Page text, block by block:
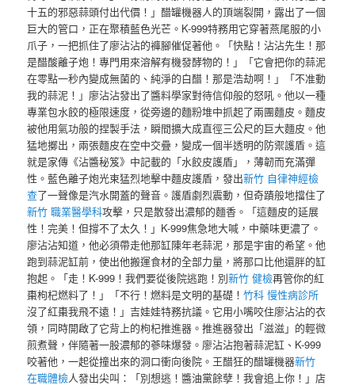
十五的邪惡蒜頭付出代價！」醋罐機器人的頂端裂開，露出了一個
巨大的管口，正在聚積藍色光芒。K-999特務用它穿著燕尾服的小
爪子，一把抓住了廖沾沾的褲腳催促著他。「快點！沾沾先生！那
是醋酸離子炮！專門用來溶解有機發酵物的！」「它會把你的蒜泥
在零點一秒內變成無菌的、純淨的白醋！那是浩劫啊！」「不准動
我的蒜泥！」廖沾沾發出了醬料學家對待信仰般的怒吼。他以一種
專業包水餃的極限速度，從旁邊的麵粉堆中抓起了兩團麵皮。麵皮
被他用氣功般的捏製手法，瞬間擴大成直徑三公尺的巨大麵皮。他
猛地擲出，兩張麵皮在空中交疊，變成一個半透明的防禦護盾。這
就是家傳《沾醬秘笈》中記載的「水餃皮護盾」，薄韌而充滿彈
性。藍色離子炮光束猛烈地擊中麵皮護盾，發出新竹 自律神經檢
查了一聲像是汽水開蓋的聲音。護盾劇烈震動，但奇蹟般地擋住了
新竹 職業醫學科攻擊，只是散發出濃郁的麵香。「這麵皮的延展
性！完美！但撐不了太久！」K-999焦急地大喊，中藥味更濃了。
廖沾沾知道，他必須帶走他那缸陳年老蒜泥，那是宇宙的希望。他
跑到蒜泥缸前，使出他搬運食材的全部力量，將那口比他還胖的缸
抱起。「走！K-999！我們要從後院逃跑！別新竹 健檢再管你的紅
棗枸杞燃料了！」「不行！燃料是文明的基礎！竹科 慢性病診所
沒了紅棗我飛不遠！」吉娃娃特務抗議。它用小嘴咬住廖沾沾的衣
領，同時開啟了它背上的枸杞推進器。推進器發出「滋滋」的輕微
煎煮聲，伴隨著一股濃郁的蔘味爆發。廖沾沾抱著蒜泥缸、K-999
咬著他，一起從撞出來的洞口衝向後院。王醋狂的醋罐機器新竹
在職體檢人發出尖叫：「別想逃！醬油黨餘孽！我會追上你！」店